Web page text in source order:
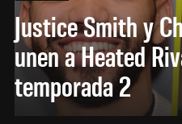
Justice Smith y
unen a Heated
temporada 2